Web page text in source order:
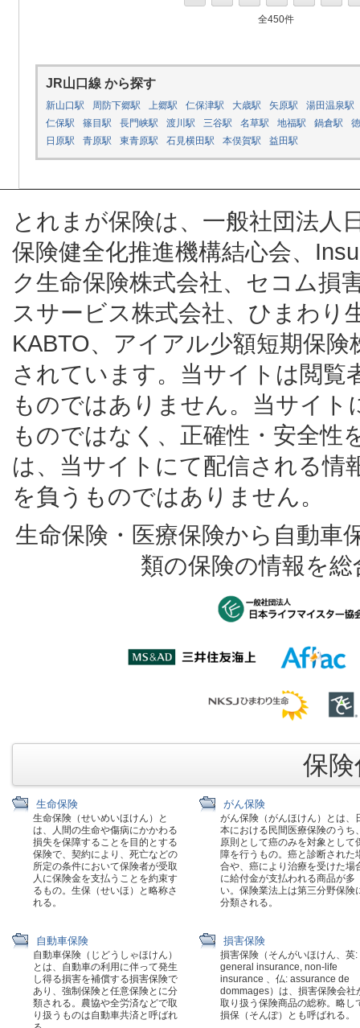
全450件
JR山口線 から探す
新山口駅 周防下郷駅 上郷駅 仁保津駅 大歳駅 矢原駅
湯田温泉駅
仁保駅
篠目駅 長門峡駅 渡川駅 三谷駅 名草駅 地福駅 鍋倉駅
日原駅
青原駅 東青原駅 石見横田駅 本俣賀駅 益田駅
とれまが保険は、一般社団法人
保険健全化推進機構結心会、
ク生命保険株式会社、セコム損
スサービス株式会社、ひまわり
KABTO、アイアル少額短期保
されています。当サイトは閲覧
ものではありません。当サイ
ものではなく、正確性・安全性
は、当サイトにて配信される情
を負うものではありません。
生命保険・医療保険から自動車
類の保険の情報を
保
生命保険
生命保険（せいめいほけん）と
は、人間の生命や傷病にかかわる
損失を保障することを目的とする
保険で、契約により、死亡などの
所定の条件において保険者が受取
人に保険金を支払うことを約束す
るもの。生保（せいほ）と略称さ
れる。
がん保険
がん保険（がんほけん）とは、
本における民間医療保険のうち
原則として癌のみを対象として
障を行うもの。癌と診断された
合や、癌により治療を受けた場
に給付金が支払われる商品が多
い。保険業法上は第三分野保険
分類される。
自動車保険
自動車保険（じどうしゃほけん）
とは、自動車の利用に伴って発生
し得る損害を補償する損害保険で
あり、強制保険と任意保険とに分
類される。農協や全労済などで取
り扱うものは自動車共済と呼ばれ
損害保険
損害保険（そんがいほけん、英:
general insurance, non-life
insurance 、仏: assurance de
dommages）は、損害保険会社
取り扱う保険商品の総称。略し
損保（そんぽ）とも呼ばれる。